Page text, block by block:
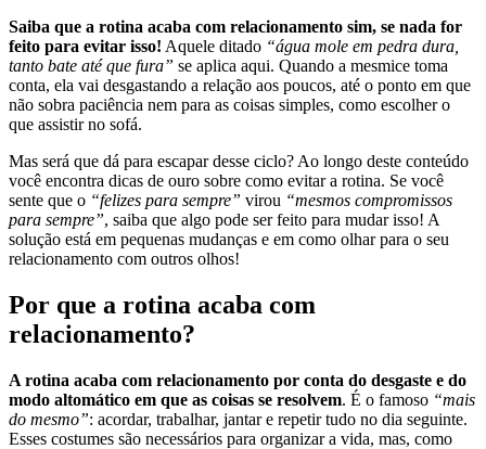
Saiba que a rotina acaba com relacionamento sim, se nada for
feito para evitar isso! Aquele ditado “água mole em pedra dura,
tanto bate até que fura” se aplica aqui. Quando a mesmice toma
conta, ela vai desgastando a relação aos poucos, até o ponto em que
não sobra paciência nem para as coisas simples, como escolher o
que assistir no sofá.
Mas será que dá para escapar desse ciclo? Ao longo deste conteúdo
você encontra dicas de ouro sobre como evitar a rotina. Se você
sente que o “felizes para sempre” virou “mesmos compromissos
para sempre”, saiba que algo pode ser feito para mudar isso! A
solução está em pequenas mudanças e em como olhar para o seu
relacionamento com outros olhos!
Por que a rotina acaba com
relacionamento?
A rotina acaba com relacionamento por conta do desgaste e do
modo altomático em que as coisas se resolvem. É o famoso “mais
do mesmo”: acordar, trabalhar, jantar e repetir tudo no dia seguinte.
Esses costumes são necessários para organizar a vida, mas, como